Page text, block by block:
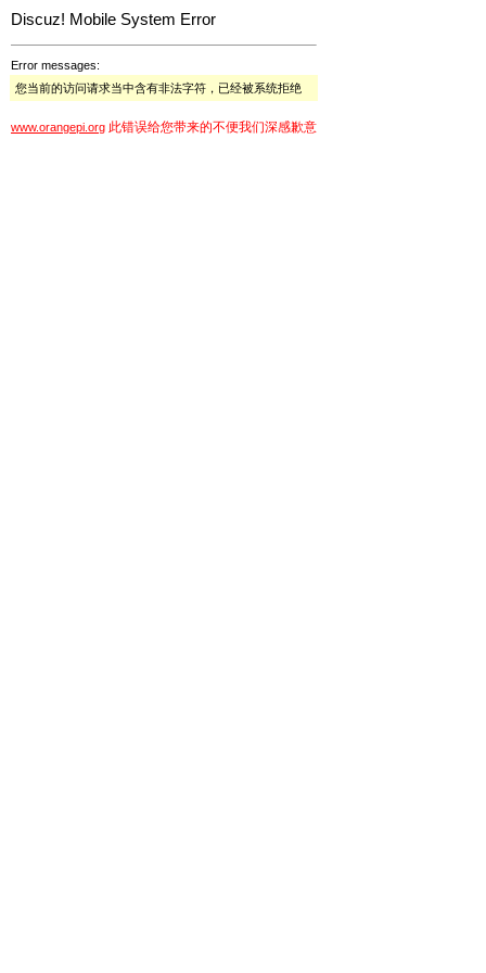
Discuz! Mobile System Error
Error messages:
您当前的访问请求当中含有非法字符，已经被系统拒绝
www.orangepi.org 此错误给您带来的不便我们深感歉意